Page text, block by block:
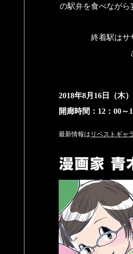
の駅弁を食べながら
終着駅はサ
2018年8月16日（木
開廊時間：12：00～
最新情報は リベストギャ